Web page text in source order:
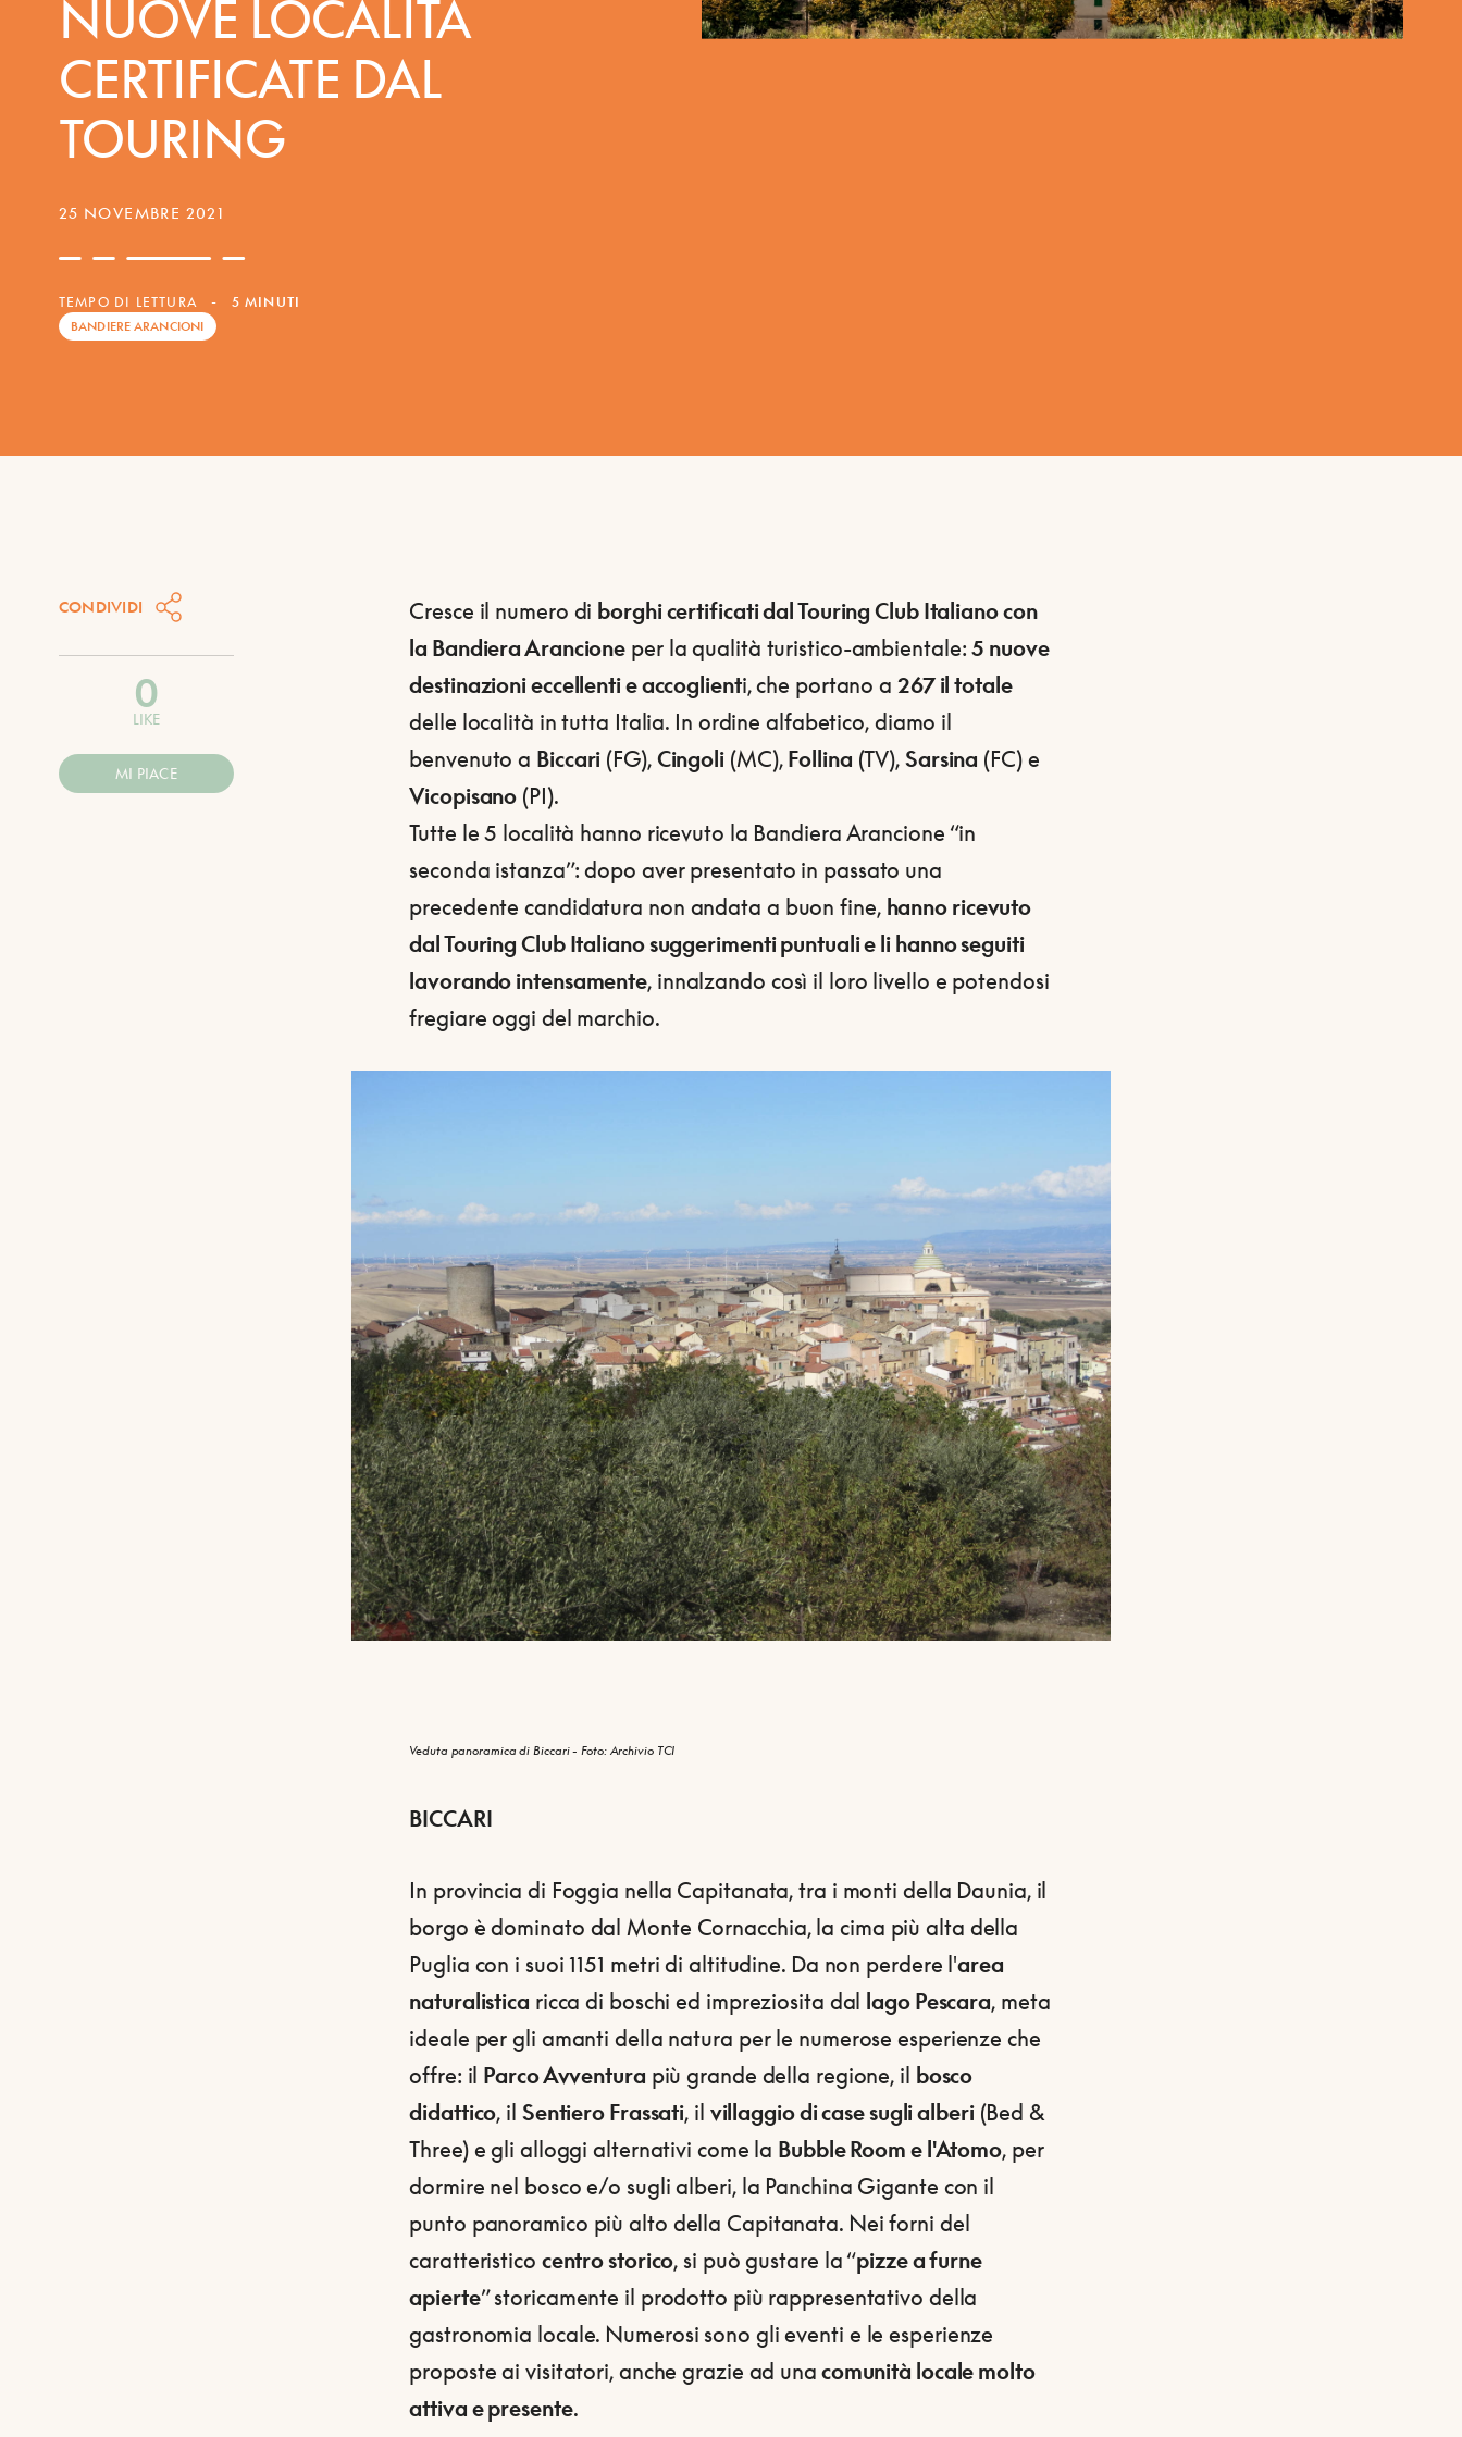
NUOVE LOCALITÀ
CERTIFICATE DAL
TOURING
25 NOVEMBRE 2021
TEMPO DI LETTURA - 5 MINUTI
BANDIERE ARANCIONI
Cresce il numero di borghi certificati dal Touring Club Italiano con
la Bandiera Arancione per la qualità turistico-ambientale:5 nuove
destinazioni eccellenti e accoglienti, che portano a 267 il totale
delle località in tutta Italia. In ordine alfabetico, diamo il
benvenuto a Biccari (FG), Cingoli (MC), Follina (TV), Sarsina (FC) e
Vicopisano (PI).
Tutte le 5 località hanno ricevuto la Bandiera Arancione “in
seconda istanza”: dopo aver presentato in passato una
precedente candidatura non andata a buon fine, hanno ricevuto
dal Touring Club Italiano suggerimenti puntuali e li hanno seguiti
lavorando intensamente, innalzando così il loro livello e potendosi
fregiare oggi del marchio.
Veduta panoramica di Biccari - Foto: Archivio TCI
BICCARI
In provincia di Foggia nella Capitanata, tra i monti della Daunia, il
borgo è dominato dal Monte Cornacchia, la cima più alta della
Puglia con i suoi 1151 metri di altitudine. Da non perdere l'area
naturalistica ricca di boschi ed impreziosita dal lago Pescara, meta
ideale per gli amanti della natura per le numerose esperienze che
offre: il Parco Avventura più grande della regione, il bosco
didattico, il Sentiero Frassati, il villaggio di case sugli alberi(Bed &
Three) e gli alloggi alternativi come la Bubble Room e l'Atomo, per
dormire nel bosco e/o sugli alberi, la Panchina Gigante con il
punto panoramico più alto della Capitanata. Nei forni del
caratteristico centro storico, si può gustare la “pizze a furne
apierte” storicamente il prodotto più rappresentativo della
gastronomia locale. Numerosi sono gli eventi e le esperienze
proposte ai visitatori, anche grazie ad una comunità locale molto
attiva e presente.
CONDIVIDI
0
LIKE
MI PIACE